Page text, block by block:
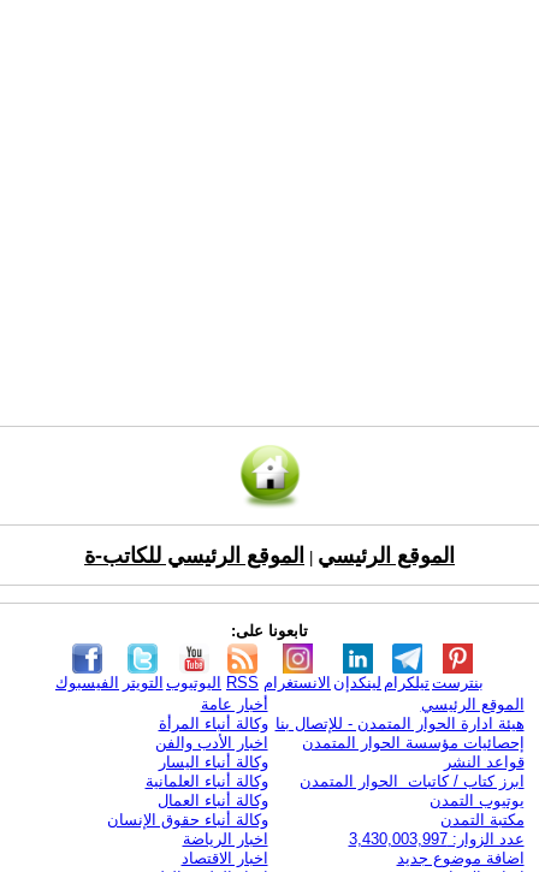
الموقع الرئيسي الموقع الرئيسي للكاتب-ة
تابعونا على:
الفيسبوك التويتر اليوتيوب RSS الانستغرام لينكدإن تيلكرامبنترست
الموقع الرئيسي
هيئة ادارة الحوار المتمدن - للإتصال بنا
إحصائيات مؤسسة الحوار المتمدن
قواعد النشر
ابرز كتاب / كاتبات الحوار المتمدن
يوتيوب التمدن
مكتبة التمدن
عدد الزوار: 3,430,003,997
اضافة موضوع جديد
أخبار عامة
وكالة أنباء المرأة
اخبار الأدب والفن
وكالة أنباء اليسار
وكالة أنباء العلمانية
وكالة أنباء العمال
وكالة أنباء حقوق الإنسان
اخبار الرياضة
اخبار الاقتصاد